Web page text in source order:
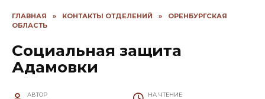
ГЛАВНАЯ » КОНТАКТЫ ОТДЕЛЕНИЙ »
ОРЕНБУРГСКАЯ
ОБЛАСТЬ
Социальная защита
Адамовки
АВТОР НА ЧТЕНИЕ